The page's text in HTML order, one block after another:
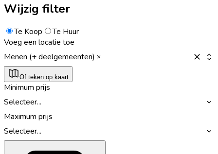
Wijzig filter
Te Koop
Te Huur
Voeg een locatie toe
Menen (+ deelgemeenten)
Of teken op kaart
Minimum prijs
Selecteer...
Maximum prijs
Selecteer...